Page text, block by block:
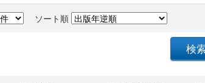
ソート順